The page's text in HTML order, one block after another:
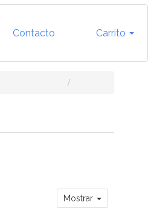
Contacto Carrito
Mostrar